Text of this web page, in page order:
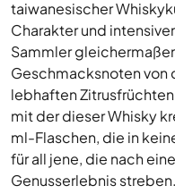
taiwanesischer
Charakter und
Sammler
Geschmacksnoten von
lebhaften
mit der dieser Whisky
ml-Flaschen, die in
für all jene, die nach
Genusserlebnis streben.